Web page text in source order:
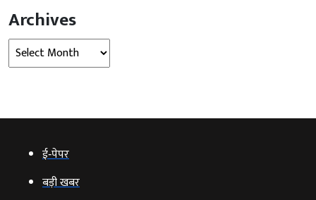
Archives
Archives
ई‑पेपर
बड़ी खबर